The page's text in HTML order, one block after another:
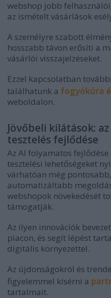
webshop jobb
az ismételt vásárlások
A személyre szabott
hosszabb távon erősíti a
vásárlói visszajelzéseket.
Ezzel kapcsolatban
találhatunk a fogyókúra
weboldalon.
Jövőbeli kilátások:
tesztelés fejlődése
Az AI folyamatos
tesztelési lehetőségeket
várhatóan még
automatizáltabb
webshopok növekedését
támogatják.
Az ilyen innovációk
piacon, és segít lépést
digitális környezettel.
Az újdonságokról és
figyelemmel kísérni a
tartalmait.